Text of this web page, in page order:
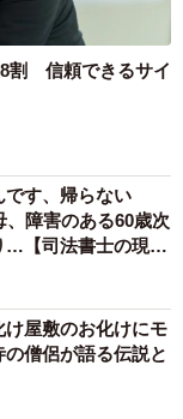
8割 信頼できるサイ
です、帰らない
障害のある60歳次
…【司法書士の現場
屋敷のお化けにモ
僧侶が語る伝説と